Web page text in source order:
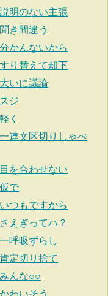
明のない主張
き間違う
かんないから
り替えて却下
いに議論
ジ
く
連文区切りしゃべ
を合わせない
で
つもですから
えぎってハ？
呼吸ずらし
定切り捨て
んな○○
わいそう